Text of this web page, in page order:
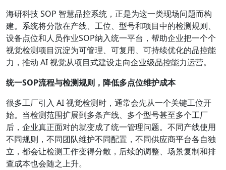
海研科技 SOP 智慧品控系统，正是为这一类现场问题而构
建。系统将分散在产线、工位、型号和项目中的检测规则、
设备点位和人员作业SOP纳入统一平台，帮助企业把一个个
视觉检测项目沉淀为可管理、可复用、可持续优化的品控能
力，推动 AI 视觉从项目式建设走向企业级品控能力运营。
统一SOP流程与检测规则，降低多点位维护成本
很多工厂引入 AI 视觉检测时，通常会先从一个关键工位开
始。当检测范围扩展到多条产线、多个型号甚至多个工厂
后，企业真正面对的就变成了统一管理问题。不同产线使用
不同规则，不同团队维护不同配置，不同供应商平台各自独
立，都会让检测工作变得分散，后续的调整、场景复制和排
查成本也会随之上升。